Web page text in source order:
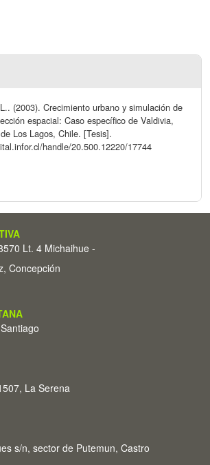
(2003). Crecimiento urbano y simulación de
espacial: Caso específico de Valdivia,
Los Lagos, Chile. [Tesis].
handle/20.500.12220/17744
Lt. 4 Michaihue -
Concepción
La Serena
s/n, sector de Putemun, Castro